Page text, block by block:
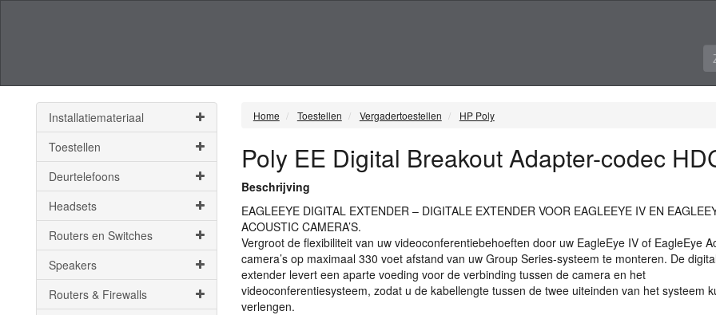
Installatiemateriaal
Toestellen
Deurtelefoons
Headsets
Routers en Switches
Speakers
Routers & Firewalls
Home Toestellen Vergadertoestellen HP Poly
Poly EE Digital Breakout Adapter-codec
Beschrijving
EAGLEEYE DIGITAL EXTENDER– DIGITALE EXTENDER VOOR EAGLEEYEIV EN
ACOUSTIC CAMERA’S.
Vergroot de flexibiliteit van uw videoconferentiebehoeften door uw EagleEye IV of EagleEye
camera’s op maximaal 330 voet afstand van uw Group Series-systeem te monteren. De
extender levert een aparte voeding voor de verbinding tussen de camera en het
videoconferentiesysteem, zodat u de kabellengte tussen de twee uiteinden van het systeem
verlengen.